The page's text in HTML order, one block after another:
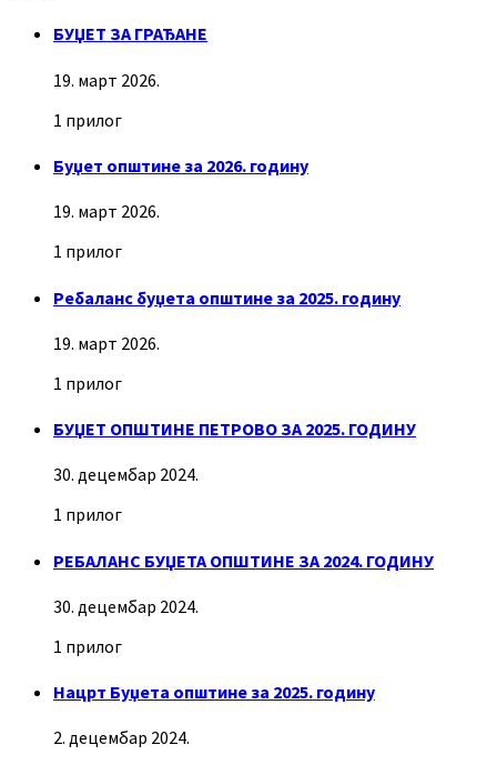
БУЏЕТ ЗА ГРАЂАНЕ
19. март 2026.
1 прилог
Буџет општине за 2026. годину
19. март 2026.
1 прилог
Ребаланс буџета општине за 2025. годину
19. март 2026.
1 прилог
БУЏЕТ ОПШТИНЕ ПЕТРОВО ЗА 2025. ГОДИНУ
30. децембар 2024.
1 прилог
РЕБАЛАНС БУЏЕТА ОПШТИНЕ ЗА 2024. ГОДИНУ
30. децембар 2024.
1 прилог
Нацрт Буџета општине за 2025. годину
2. децембар 2024.